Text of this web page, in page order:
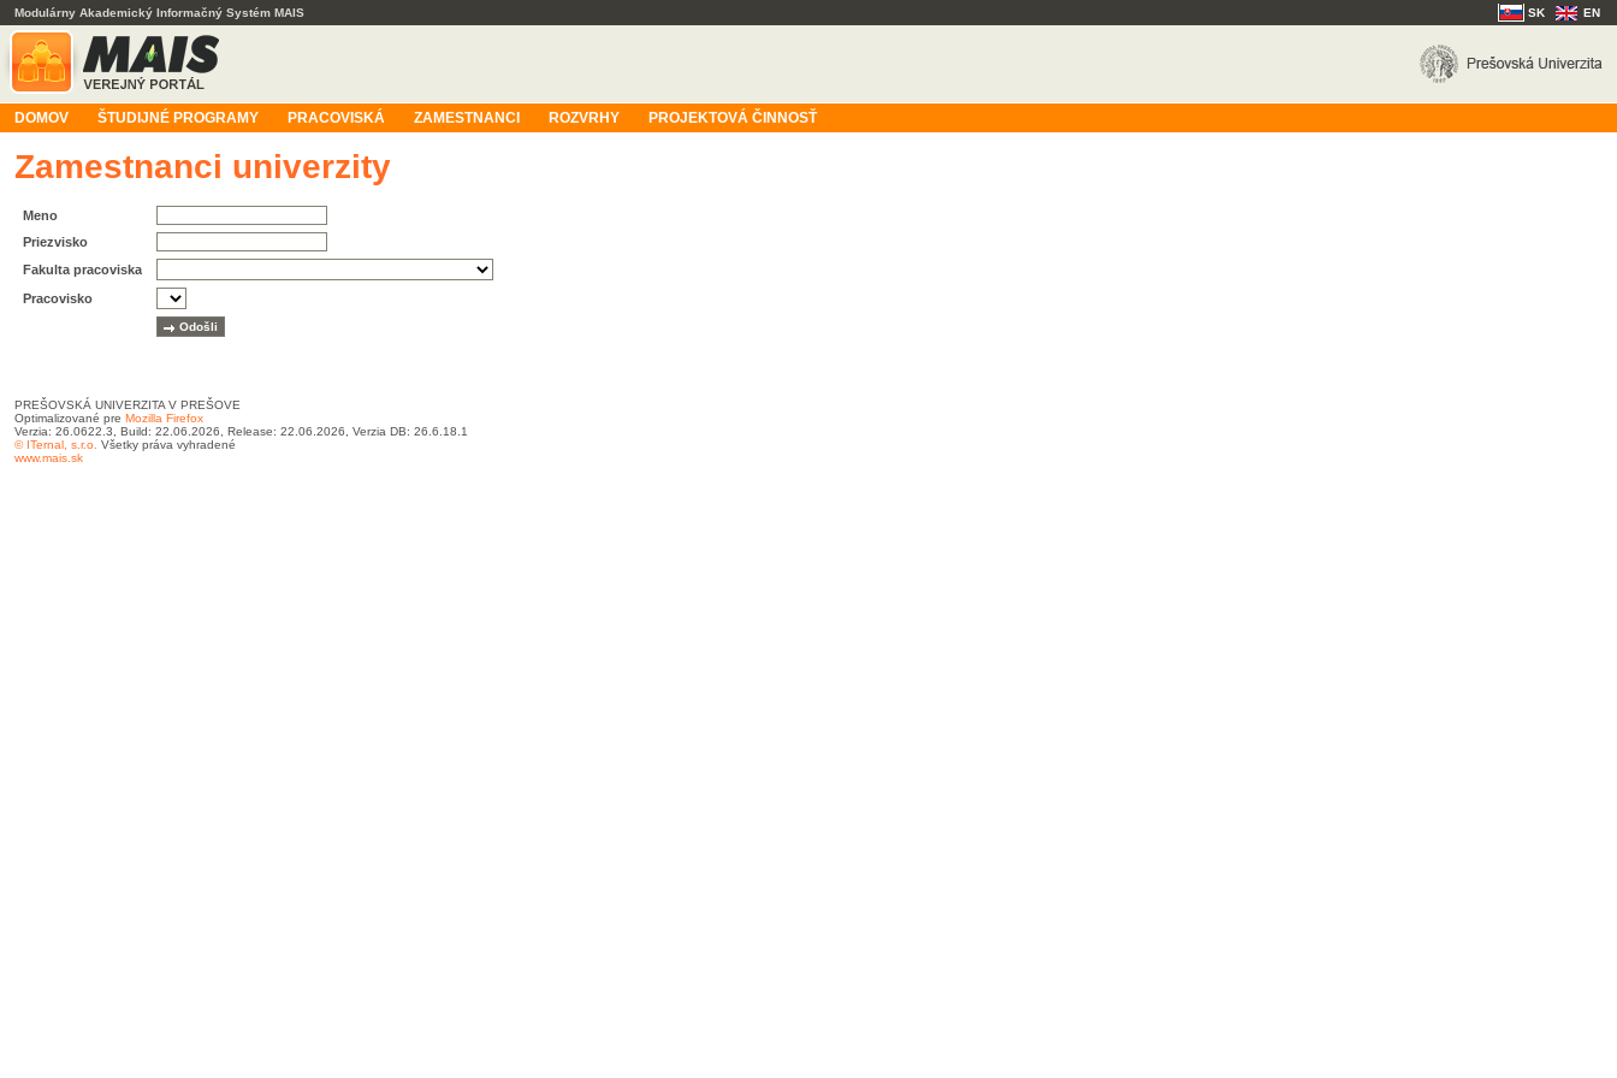
Modulárny Akademický Informačný Systém MAIS SK EN
DOMOV ŠTUDIJNÉ PROGRAMY PRACOVISKÁ ZAMESTNANCI ROZVRHY PROJEKTOVÁ ČINNOSŤ
Zamestnanci univerzity
Meno
Priezvisko
Fakulta pracoviska
Pracovisko
PREŠOVSKÁ UNIVERZITA V PREŠOVE
Optimalizované pre Mozilla Firefox
Verzia: 26.0622.3, Build: 22.06.2026, Release: 22.06.2026, Verzia DB: 26.6.18.1
© ITernal, s.r.o. Všetky práva vyhradené
www.mais.sk